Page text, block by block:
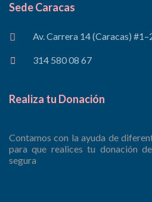
Sede Caracas
Av. Carrera 14 (Caracas)
314 580 08 67
Realiza tu Donación
Contamos con la ayuda de
para que realices tu donación
segura